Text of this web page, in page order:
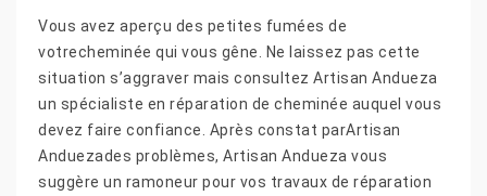
Vous avez aperçu des petites fumées de
votrecheminée qui vous gêne. Ne laissez pas cette
situation s’aggraver mais consultez Artisan Andueza
un spécialiste en réparation de cheminée auquel vous
devez faire confiance. Après constat parArtisan
Anduezades problèmes, Artisan Andueza vous
suggère un ramoneur pour vos travaux de réparation